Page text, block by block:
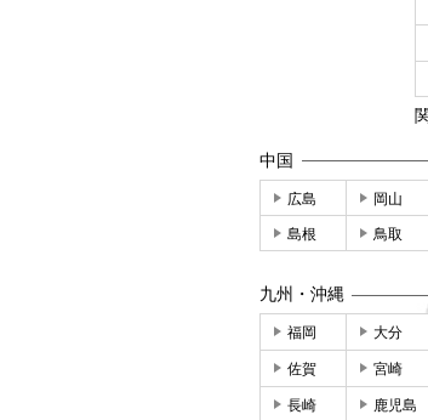
中国
広島 岡山
島根 鳥取
九州・沖縄
福岡 大分
佐賀 宮崎
長崎 鹿児島